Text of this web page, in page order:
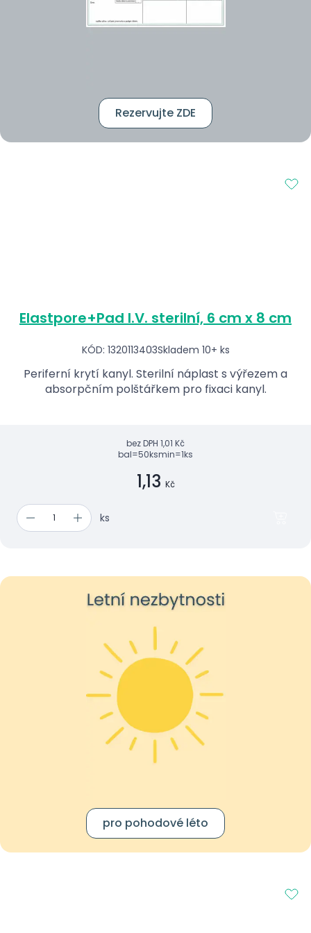
Rezervujte ZDE
Elastpore+Pad I.V. sterilní, 6 cm x 8 cm
KÓD: 1320113403Skladem 10+ ks
Periferní krytí kanyl. Sterilní náplast s výřezem a
absorpčním polštářkem pro fixaci kanyl.
bez DPH 1,01 Kč
bal=50ksmin=1ks
1,13 Kč
ks
pro pohodové léto